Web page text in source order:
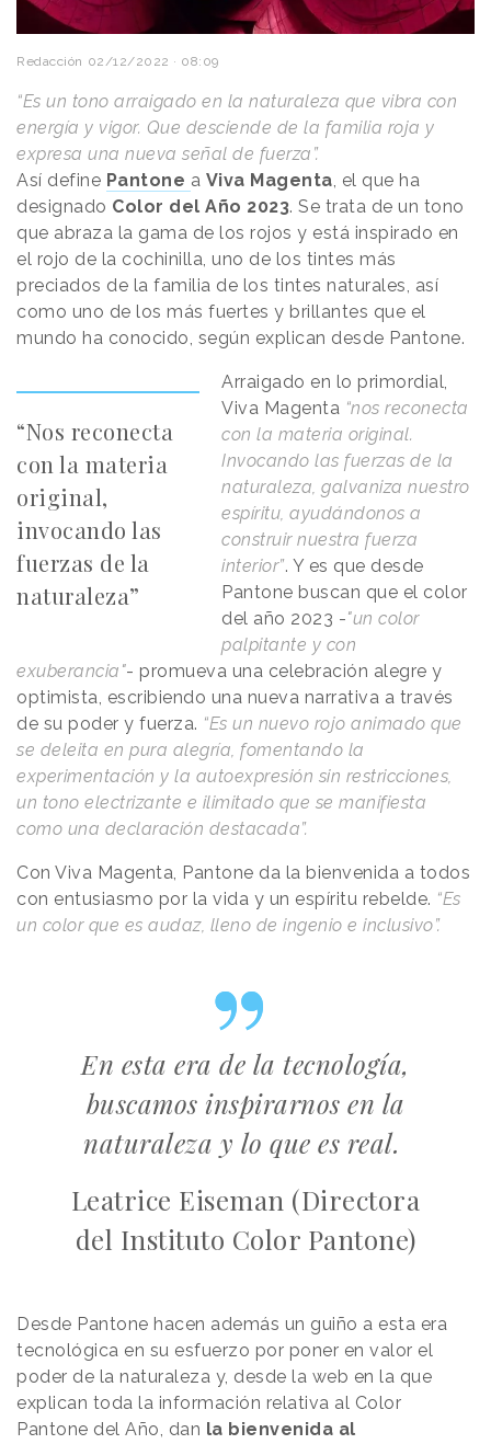
Redacción 02/12/2022 · 08:09
“Es un tono arraigado en la naturaleza que vibra con
energía y vigor. Que desciende de la familia roja y
expresa una nueva señal de fuerza”.
Así define Pantone a Viva Magenta, el que ha
designado Color del Año 2023. Se trata de un tono
que abraza la gama de los rojos y está inspirado en
el rojo de la cochinilla, uno de los tintes más
preciados de la familia de los tintes naturales, así
como uno de los más fuertes y brillantes que el
mundo ha conocido, según explican desde Pantone.
“Nos reconecta
con la materia
original,
invocando las
fuerzas de la
naturaleza”
Arraigado en lo primordial,
Viva Magenta “nos reconecta
con la materia original.
Invocando las fuerzas de la
naturaleza, galvaniza nuestro
espíritu, ayudándonos a
construir nuestra fuerza
interior”. Y es que desde
Pantone buscan que el color
del año 2023 -"un color
palpitante y con
exuberancia"- promueva una celebración alegre y
optimista, escribiendo una nueva narrativa a través
de su poder y fuerza. “Es un nuevo rojo animado que
se deleita en pura alegría, fomentando la
experimentación y la autoexpresión sin restricciones,
un tono electrizante e ilimitado que se manifiesta
como una declaración destacada”.
Con Viva Magenta, Pantone da la bienvenida a todos
con entusiasmo por la vida y un espíritu rebelde. “Es
un color que es audaz, lleno de ingenio e inclusivo”.
En esta era de la tecnología,
buscamos inspirarnos en la
naturaleza y lo que es real.
Leatrice Eiseman (Directora
del Instituto Color Pantone)
Desde Pantone hacen además un guiño a esta era
tecnológica en su esfuerzo por poner en valor el
poder de la naturaleza y, desde la web en la que
explican toda la información relativa al Color
Pantone del Año, dan la bienvenida al